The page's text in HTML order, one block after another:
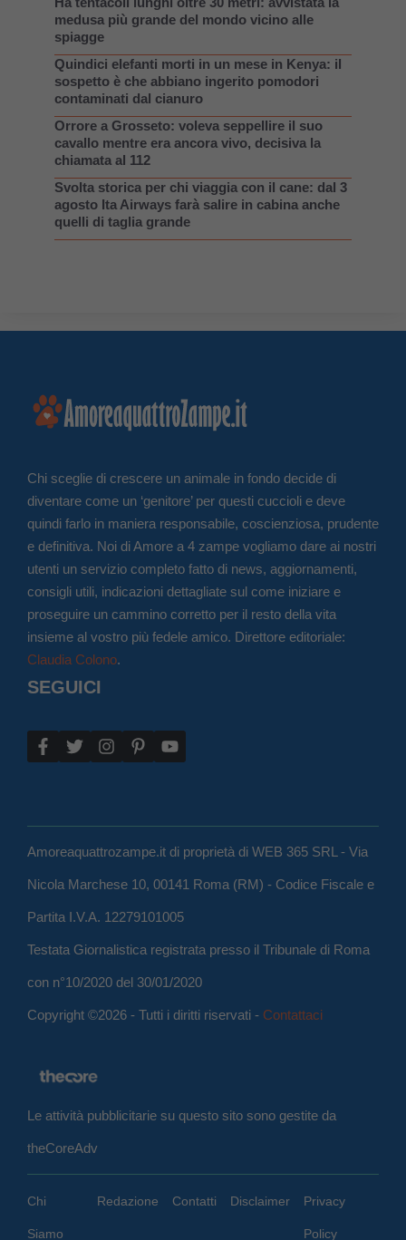
medusa più grande del mondo vicino alle
spiagge
Quindici elefanti morti in un mese in Kenya: il
sospetto è che abbiano ingerito pomodori
contaminati dal cianuro
Orrore a Grosseto: voleva seppellire il suo
cavallo mentre era ancora vivo, decisiva la
chiamata al 112
Svolta storica per chi viaggia con il cane: dal 3
agosto Ita Airways farà salire in cabina anche
quelli di taglia grande
Chi sceglie di crescere un animale in fondo decide di
diventare come un ‘genitore’ per questi cuccioli e deve
quindi farlo in maniera responsabile, coscienziosa, prudente
e definitiva. Noi di Amore a 4 zampe vogliamo dare ai nostri
utenti un servizio completo fatto di news, aggiornamenti,
consigli utili, indicazioni dettagliate sul come iniziare e
proseguire un cammino corretto per il resto della vita
insieme al vostro più fedele amico. Direttore editoriale:
Claudia Colono.
SEGUICI
Amoreaquattrozampe.it di proprietà di WEB 365 SRL - Via
Nicola Marchese 10, 00141 Roma (RM) - Codice Fiscale e
Partita I.V.A. 12279101005
Testata Giornalistica registrata presso il Tribunale di Roma
con n°10/2020 del 30/01/2020
Copyright ©2026 - Tutti i diritti riservati - Contattaci
Le attività pubblicitarie su questo sito sono gestite da
theCoreAdv
Chi
Siamo
Redazione Contatti Disclaimer Privacy
Policy